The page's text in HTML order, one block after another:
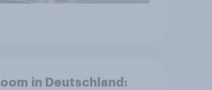
in Deutschland: